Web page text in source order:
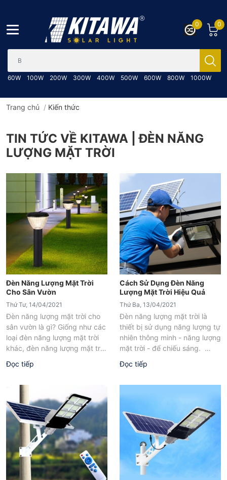
60W 100W 200W 300W 400W 500W 600W 800W 1000W
0
0
Trang chủ / Kiến thức
TIN TỨC VỀ KITAWA | ĐÈN NĂNG
LƯỢNG MẶT TRỜI
Đèn Năng Lượng Mặt Trời
Cho Sân Vườn
Thứ Tư, 14/04/2021
Đèn năng lượng mặt trời cho
sân vườn là gì? Giống như các
loại đèn năng lượng mặt trời
khác, đèn năng lượng mặt trời
sân vườn...
Đọc tiếp
Cách Sử Dụng Đèn Năng
Lượng Mặt Trời Hiệu Quả
Thứ Ba, 13/04/2021
Đèn năng lượng mặt trời là
thiết bị sử dụng năng lượng tự
nhiên thông minh - năng lượng
mặt trời - để chiếu sáng.
Về cơ bản,...
Đọc tiếp